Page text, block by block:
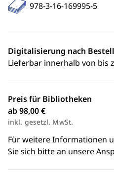
978-3-16-169995-5
Digitalisierung nach
Lieferbar innerhalb von bis
Preis für Bibliotheken
ab 98,00 €
inkl. gesetzl. MwSt.
Für weitere Informationen
Sie sich bitte an unsere